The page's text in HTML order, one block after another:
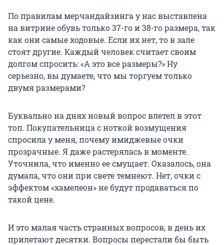
По правилам мерчандайзинга у нас выставлена
на витрине обувь только 37-го и 38-го размера, так
как они самые ходовые. Если их нет, то в зале
стоят другие. Каждый человек считает своим
долгом спросить: «А это все размеры?» Ну
серьезно, вы думаете, что мы торгуем только
двумя размерами?
Буквально на днях новый вопрос влетел в этот
топ. Покупательница с ноткой возмущения
спросила у меня, почему имиджевые очки
прозрачные. Я даже растерялась в моменте.
Уточнила, что именно ее смущает. Оказалось, она
думала, что они при свете темнеют. Нет, очки с
эффектом «хамелеон» не будут продаваться по
такой цене.
И это малая часть странных вопросов, в день их
прилетают десятки. Вопросы перестали бы быть